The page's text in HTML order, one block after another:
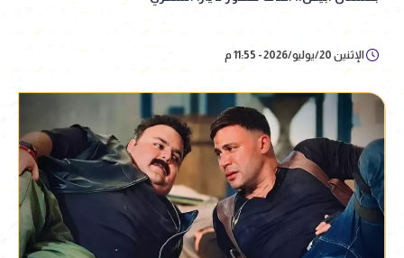
الإثنين 20/يوليو/2026 - 11:55 م